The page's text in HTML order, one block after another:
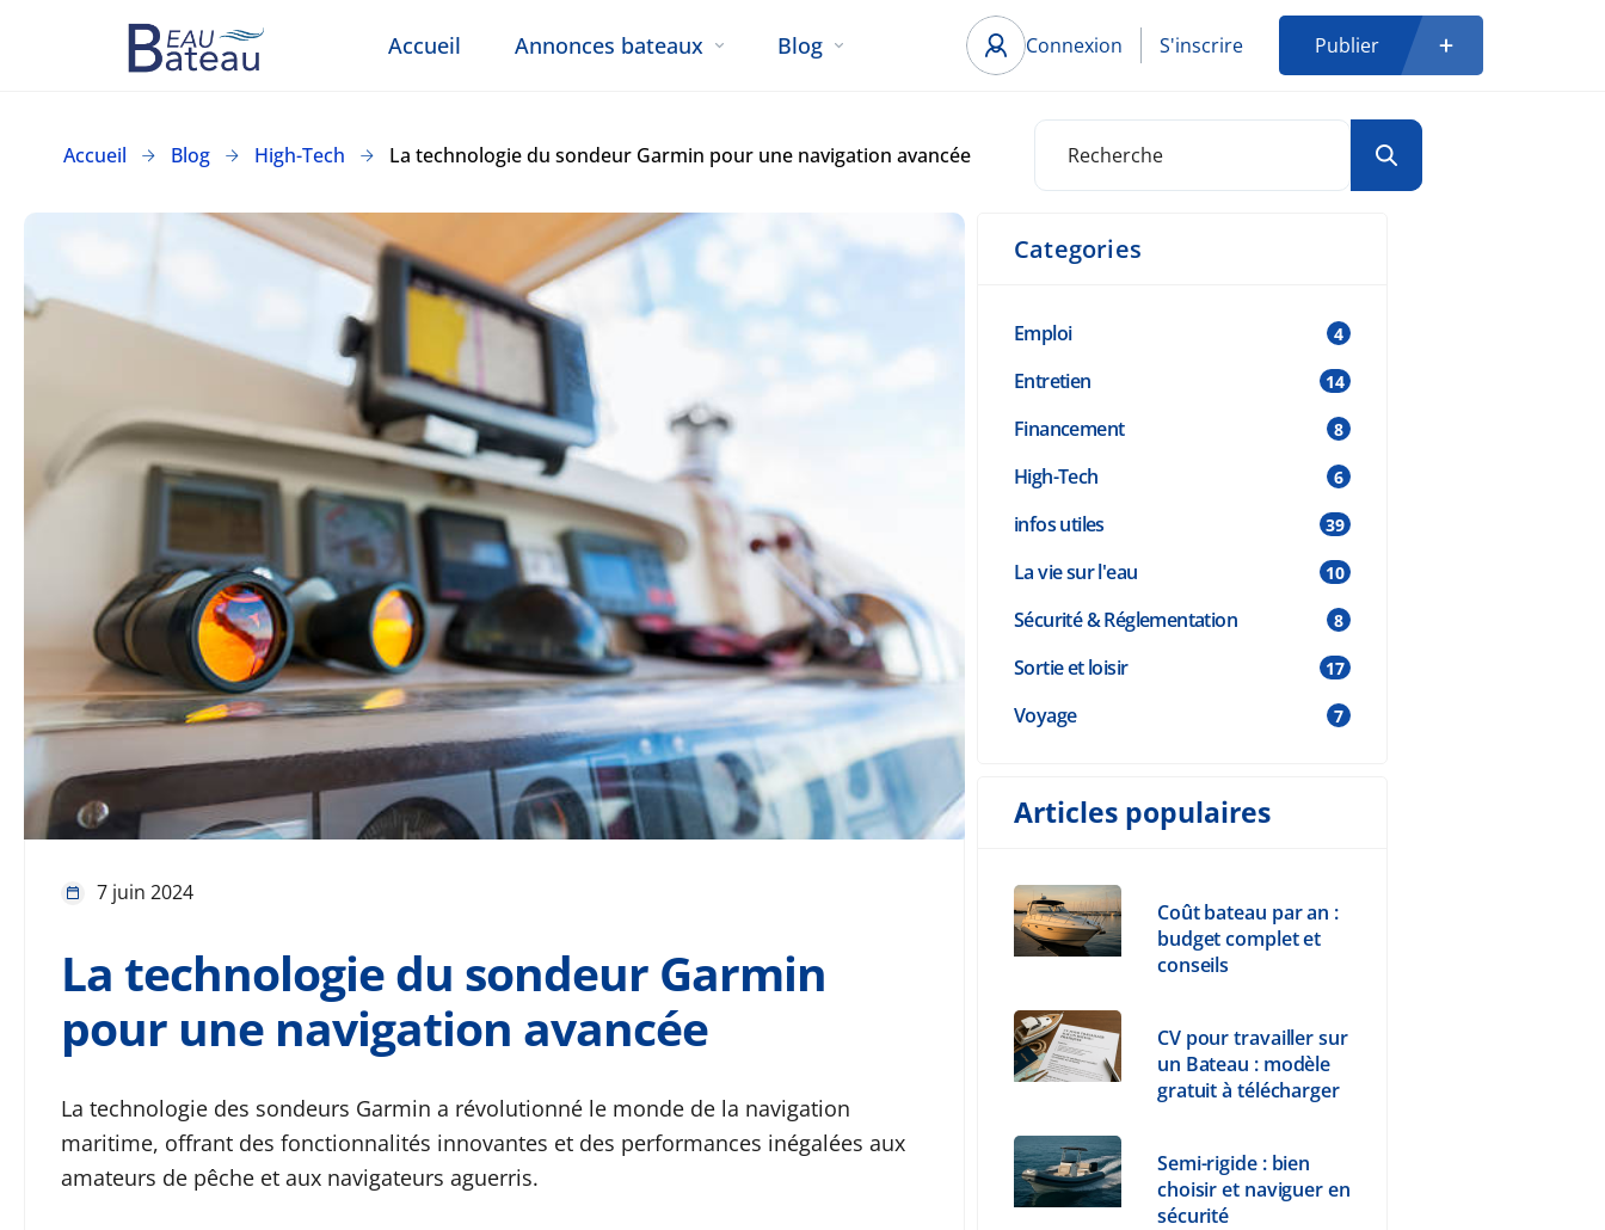
Accueil Annonces bateaux Blog Connexion S'inscrire Publier
Accueil Blog High-Tech La technologie du sondeur Garmin pour une navigation avancée
7 juin 2024
La technologie du sondeur Garmin
pour une navigation avancée
La technologie des sondeurs Garmin a révolutionné le monde de la navigation
maritime, offrant des fonctionnalités innovantes et des performances inégalées aux
amateurs de pêche et aux navigateurs aguerris.
Categories
Emploi 4
Entretien 14
Financement 8
High-Tech 6
infos utiles 39
La vie sur l'eau 10
Sécurité & Réglementation 8
Sortie et loisir 17
Voyage 7
Articles populaires
Coût bateau par an :
budget complet et
conseils
CV pour travailler sur
un Bateau : modèle
gratuit à télécharger
Semi-rigide : bien
choisir et naviguer en
sécurité